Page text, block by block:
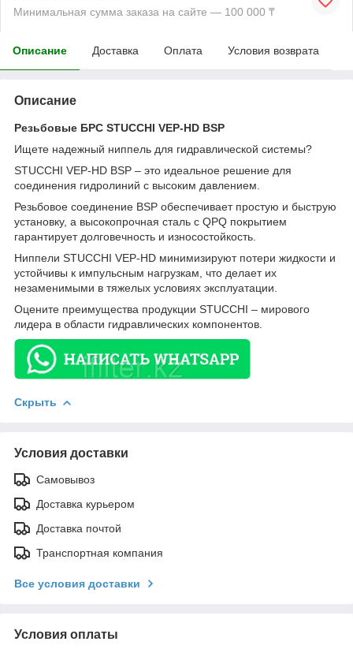
Минимальная сумма заказа на сайте — 100 000 ₸
Описание Доставка Оплата Условия возврата
Описание
Резьбовые БРС STUCCHI VEP-HD BSP
Ищете надежный ниппель для гидравлической системы?
STUCCHI VEP-HD BSP – это идеальное решение для
соединения гидролиний с высоким давлением.
Резьбовое соединение BSP обеспечивает простую и быструю
установку, а высокопрочная сталь с QPQ покрытием
гарантирует долговечность и износостойкость.
Ниппели STUCCHI VEP-HD минимизируют потери жидкости и
устойчивы к импульсным нагрузкам, что делает их
незаменимыми в тяжелых условиях эксплуатации.
Оцените преимущества продукции STUCCHI – мирового
лидера в области гидравлических компонентов.
Скрыть
Условия доставки
Самовывоз
Доставка курьером
Доставка почтой
Транспортная компания
Все условия доставки
Условия оплаты